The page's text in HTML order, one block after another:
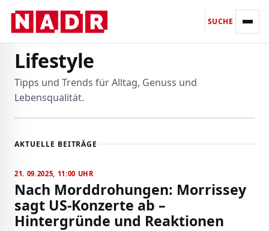
SUCHE
Lifestyle
Tipps und Trends für Alltag, Genuss und
Lebensqualität.
AKTUELLE BEITRÄGE
21. 09.2025, 11:00 UHR
Nach Morddrohungen: Morrissey
sagt US-Konzerte ab –
Hintergründe und Reaktionen